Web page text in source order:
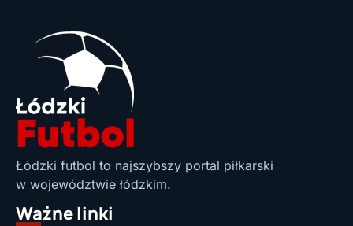
Łódzki futbol to najszybszy portal piłkarski
w województwie łódzkim.
Ważne linki